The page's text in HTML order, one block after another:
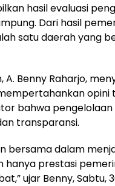
hasil evaluasi
Dari hasil
satu daerah yang
A. Benny Raharjo,
opini
bahwa
transparansi.
bersama dalam
hanya prestasi
ujar Benny, Sabtu,